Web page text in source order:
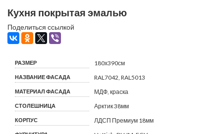
Кухня покрытая эмалью
Поделиться ссылкой
РАЗМЕР 180х390см
НАЗВАНИЕ ФАСАДА RAL7042, RAL5013
МАТЕРИАЛ ФАСАДА МДФ, краска
СТОЛЕШНИЦА Арктик 38мм
КОРПУС ЛДСП Премиум 18мм